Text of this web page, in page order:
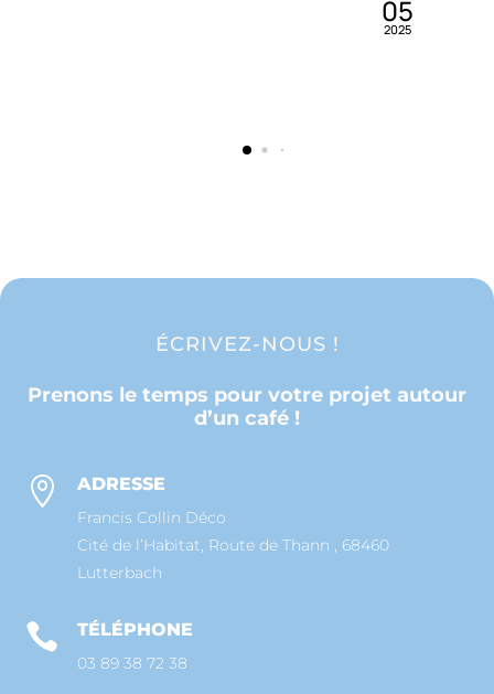
PLAFOND TENDU AU DESSUS D’UN SPA !
ÉCRIVEZ-NOUS !
Prenons le temps pour votre projet autour
d’un café !
 ADRESSE
Francis Collin Déco
Cité de l’Habitat, Route de Thann , 68460
Lutterbach
 TÉLÉPHONE
03 89 38 72 38